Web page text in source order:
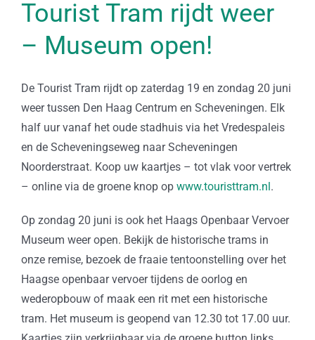
Tourist Tram rijdt weer
– Museum open!
De Tourist Tram rijdt op zaterdag 19 en zondag 20 juni
weer tussen Den Haag Centrum en Scheveningen. Elk
half uur vanaf het oude stadhuis via het Vredespaleis
en de Scheveningseweg naar Scheveningen
Noorderstraat. Koop uw kaartjes – tot vlak voor vertrek
– online via de groene knop op www.touristtram.nl.
Op zondag 20 juni is ook het Haags Openbaar Vervoer
Museum weer open. Bekijk de historische trams in
onze remise, bezoek de fraaie tentoonstelling over het
Haagse openbaar vervoer tijdens de oorlog en
wederopbouw of maak een rit met een historische
tram. Het museum is geopend van 12.30 tot 17.00 uur.